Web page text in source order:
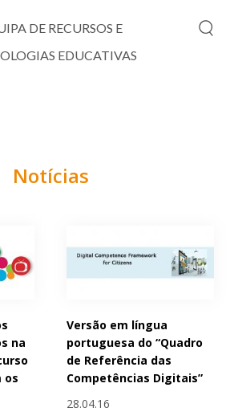
DE RECURSOS E
EDUCATIVAS
Notícias
na
os
Versão em língua
portuguesa do “Quadro
de Referência das
Competências Digitais”
28.04.16